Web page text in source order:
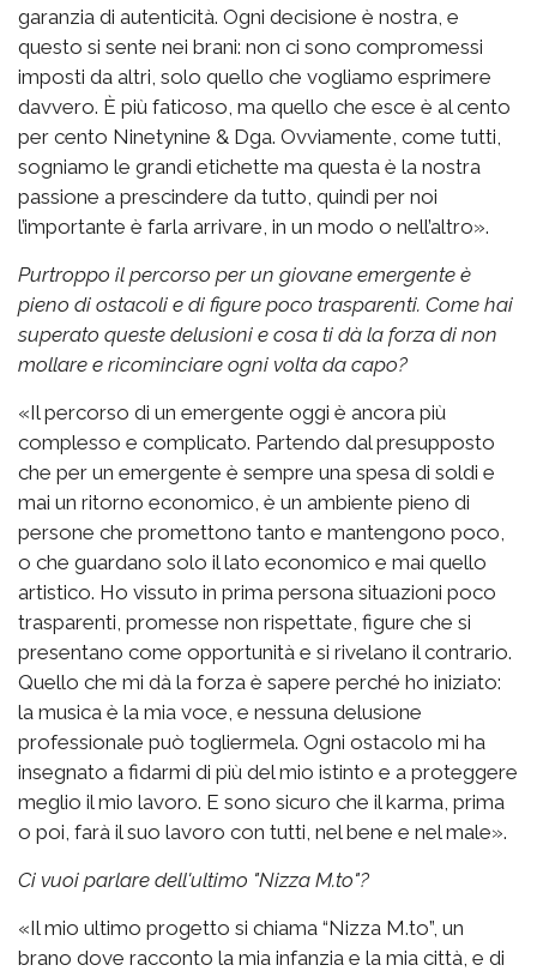
garanzia di autenticità. Ogni decisione è nostra, e
questo si sente nei brani: non ci sono compromessi
imposti da altri, solo quello che vogliamo esprimere
davvero. È più faticoso, ma quello che esce è al cento
per cento Ninetynine & Dga. Ovviamente, come tutti,
sogniamo le grandi etichette ma questa è la nostra
passione a prescindere da tutto, quindi per noi
l’importante è farla arrivare, in un modo o nell’altro».
Purtroppo il percorso per un giovane emergente è
pieno di ostacoli e di figure poco trasparenti. Come hai
superato queste delusioni e cosa ti dà la forza di non
mollare e ricominciare ogni volta da capo?
«Il percorso di un emergente oggi è ancora più
complesso e complicato. Partendo dal presupposto
che per un emergente è sempre una spesa di soldi e
mai un ritorno economico, è un ambiente pieno di
persone che promettono tanto e mantengono poco,
o che guardano solo il lato economico e mai quello
artistico. Ho vissuto in prima persona situazioni poco
trasparenti, promesse non rispettate, figure che si
presentano come opportunità e si rivelano il contrario.
Quello che mi dà la forza è sapere perché ho iniziato:
la musica è la mia voce, e nessuna delusione
professionale può togliermela. Ogni ostacolo mi ha
insegnato a fidarmi di più del mio istinto e a proteggere
meglio il mio lavoro. E sono sicuro che il karma, prima
o poi, farà il suo lavoro con tutti, nel bene e nel male».
Ci vuoi parlare dell'ultimo "Nizza M.to"?
«Il mio ultimo progetto si chiama “Nizza M.to”, un
brano dove racconto la mia infanzia e la mia città, e di